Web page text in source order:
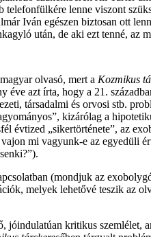
lenne viszont
Iván egészen biztosan ott
után, de aki ezt tenné,
olvasó, mert a Kozmikus
azt írta, hogy a 21.
társadalmi és orvosi stb.
kizárólag a
évtized „sikertörténete”, az
mi vagyunk-e az egyedüli
(mondjuk az
melyek lehetővé teszik az
kritikus szemlélet,